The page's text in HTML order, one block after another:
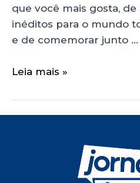
que você mais gosta,
inéditos para o mundo
e de comemorar junto …
Leia mais »